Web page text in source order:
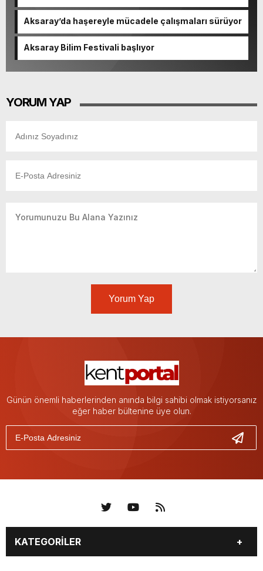
Aksaray’da haşereyle mücadele çalışmaları sürüyor
Aksaray Bilim Festivali başlıyor
YORUM YAP
Yorum Yap
Günün önemli haberlerinden anında bilgi sahibi olmak istiyorsanız
eğer haber bültenine üye olun.
KATEGORİLER